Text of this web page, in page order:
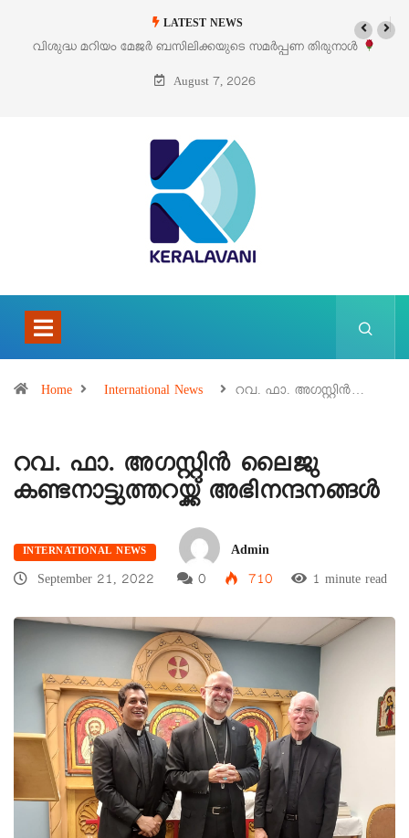
LATEST NEWS
മറിയം മേജർ ബസിലിക്കയുടെ സമർപ്പണ തിരുനാൾ
ഓഗസ്റ്റ് 5 –
August 7, 2026
Home International News റവ. ഫാ. അഗസ്റ്റിൻ…
റവ. ഫാ. അഗസ്റ്റിൻ ലൈജു
കണ്ടനാട്ടുത്തറയ്ക്ക് അഭിനന്ദനങ്ങൾ
INTERNATIONAL NEWS
Admin
September 21, 2022
0 710 1 minute read